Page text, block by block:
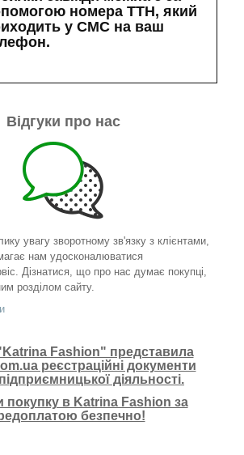
номера ТТН, який
у СМС на ваш
Відгуки про нас
увагу зворотному зв'язку з клієнтами,
нам удосконалюватися
Дізнатися, що про нас думає покупці,
розділом сайту.
Fashion" представила
реєстраційні документи
діяльності.
покупку в Katrina Fashion за
безпечно!